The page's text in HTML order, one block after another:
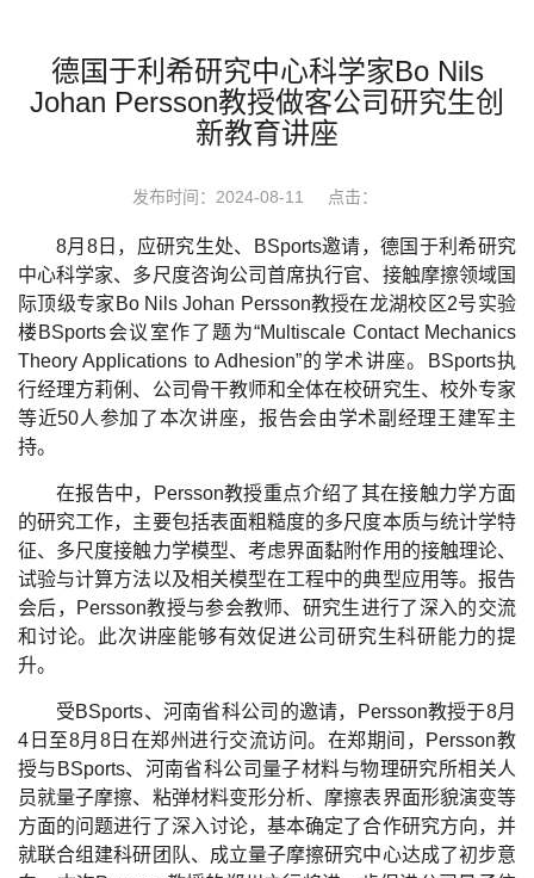
德国于利希研究中心科学家Bo Nils
Johan Persson教授做客公司研究生创
新教育讲座
发布时间：2024-08-11 点击：
8月8日，应研究生处、BSports邀请，德国于利希研究
中心科学家、多尺度咨询公司首席执行官、接触摩擦领域国
际顶级专家Bo Nils Johan Persson教授在龙湖校区2号实验
楼BSports会议室作了题为“Multiscale Contact Mechanics
Theory Applications to Adhesion”的学术讲座。BSports执
行经理方莉俐、公司骨干教师和全体在校研究生、校外专家
等近50人参加了本次讲座，报告会由学术副经理王建军主
持。
在报告中，Persson教授重点介绍了其在接触力学方面
的研究工作，主要包括表面粗糙度的多尺度本质与统计学特
征、多尺度接触力学模型、考虑界面黏附作用的接触理论、
试验与计算方法以及相关模型在工程中的典型应用等。报告
会后，Persson教授与参会教师、研究生进行了深入的交流
和讨论。此次讲座能够有效促进公司研究生科研能力的提
升。
受BSports、河南省科公司的邀请，Persson教授于8月
4日至8月8日在郑州进行交流访问。在郑期间，Persson教
授与BSports、河南省科公司量子材料与物理研究所相关人
员就量子摩擦、粘弹材料变形分析、摩擦表界面形貌演变等
方面的问题进行了深入讨论，基本确定了合作研究方向，并
就联合组建科研团队、成立量子摩擦研究中心达成了初步意